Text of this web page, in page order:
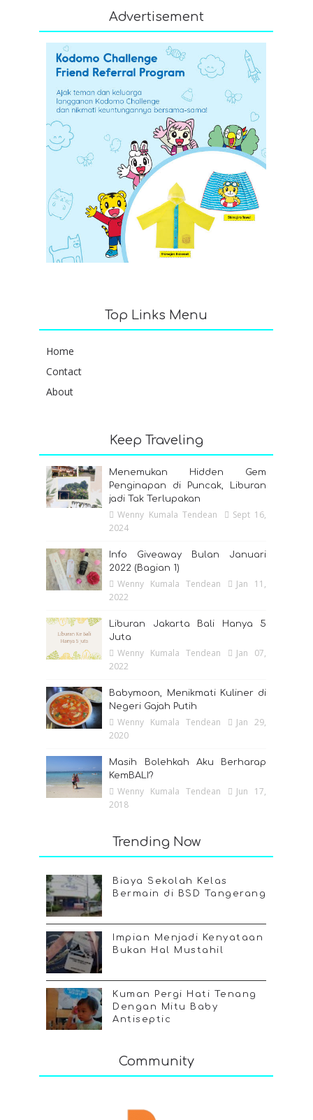
Advertisement
Top Links Menu
Home
Contact
About
Keep Traveling
Menemukan Hidden Gem
Penginapan di Puncak, Liburan
jadi Tak Terlupakan
Wenny Kumala Tendean
Sept 16,
2024
Info Giveaway Bulan Januari
2022 (Bagian 1)
Wenny Kumala Tendean
Jan 11,
2022
Liburan Jakarta Bali Hanya 5
Juta
Wenny Kumala Tendean
Jan 07,
2022
Babymoon, Menikmati Kuliner di
Negeri Gajah Putih
Wenny Kumala Tendean
Jan 29,
2020
Masih Bolehkah Aku Berharap
KemBALI?
Wenny Kumala Tendean
Jun 17,
2018
Trending Now
Biaya Sekolah Kelas
Bermain di BSD Tangerang
Impian Menjadi Kenyataan
Bukan Hal Mustahil
Kuman Pergi Hati Tenang
Dengan Mitu Baby
Antiseptic
Community